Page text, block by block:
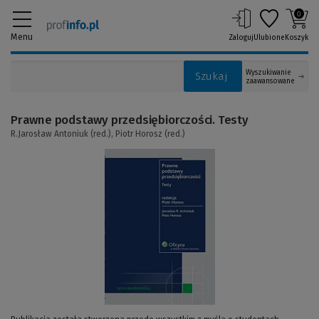
Menu
Szukaj
Wyszukiwanie
zaawansowane
ZalogujUlubione
0
Koszyk
Prawne podstawy przedsiębiorczości. Testy
R.Jarosław Antoniuk (red.), Piotr Horosz (red.)